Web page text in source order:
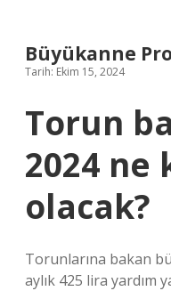
Büyükanne
Tarih: Ekim 15, 2024
Torun
2024 ne
olacak?
Torunlarına bakan
aylık 425 lira yardım